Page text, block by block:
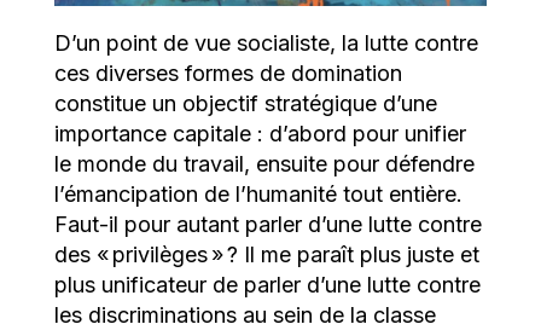
D’un point de vue socialiste, la lutte contre
ces diverses formes de domination
constitue un objectif stratégique d’une
importance capitale : d’abord pour unifier
le monde du travail, ensuite pour défendre
l’émancipation de l’humanité tout entière.
Faut-il pour autant parler d’une lutte contre
des « privilèges » ? Il me paraît plus juste et
plus unificateur de parler d’une lutte contre
les discriminations au sein de la classe